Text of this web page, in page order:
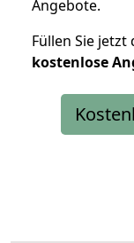
Angebote.
Füllen Sie
kostenlose